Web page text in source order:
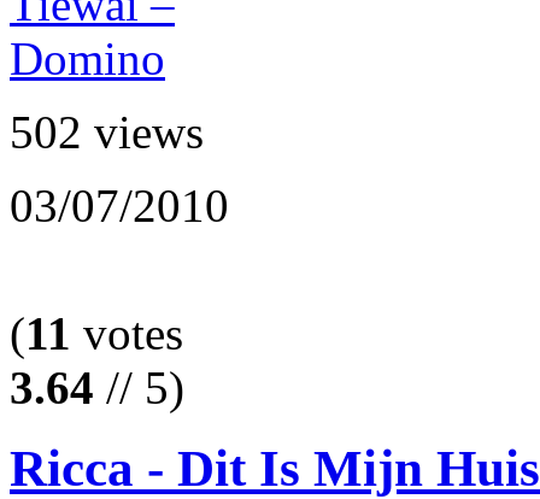
502 views
03/07/2010
(11 votes
3.64 // 5)
Ricca - Dit Is Mijn Huis